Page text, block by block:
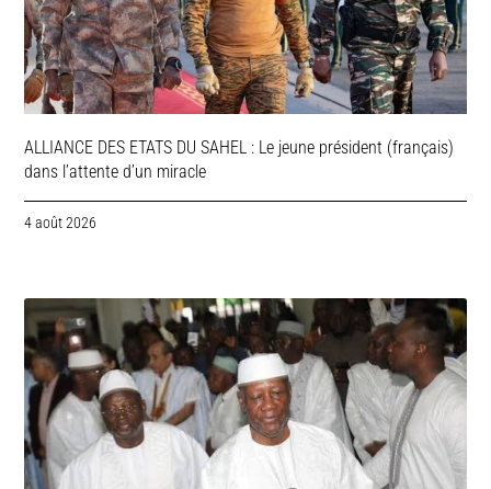
ALLIANCE DES ETATS DU SAHEL : Le jeune président (français)
dans l’attente d’un miracle
4 août 2026